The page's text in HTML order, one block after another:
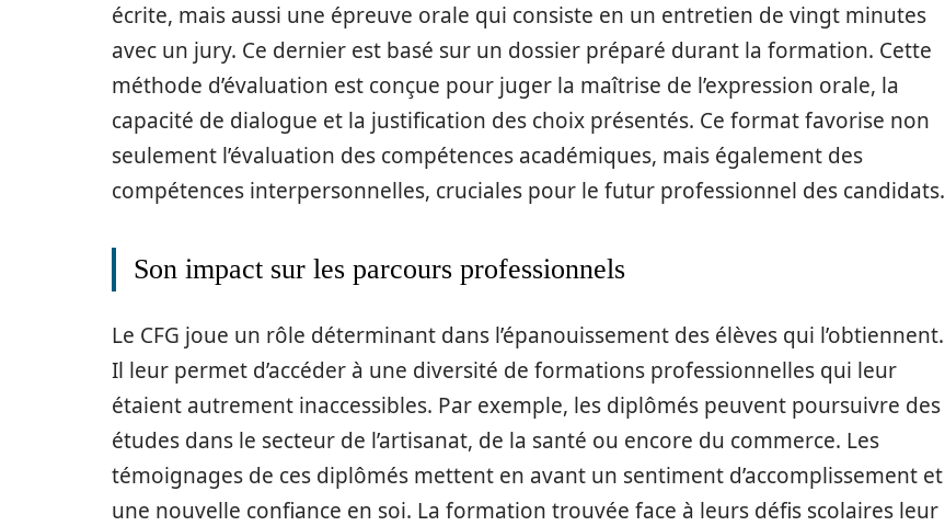
écrite, mais aussi une épreuve orale qui consiste en un entretien de vingt minutes
avec un jury. Ce dernier est basé sur un dossier préparé durant la formation. Cette
méthode d’évaluation est conçue pour juger la maîtrise de l’expression orale, la
capacité de dialogue et la justification des choix présentés. Ce format favorise non
seulement l’évaluation des compétences académiques, mais également des
compétences interpersonnelles, cruciales pour le futur professionnel des candidats.
Son impact sur les parcours professionnels
Le CFG joue un rôle déterminant dans l’épanouissement des élèves qui l’obtiennent.
Il leur permet d’accéder à une diversité de formations professionnelles qui leur
étaient autrement inaccessibles. Par exemple, les diplômés peuvent poursuivre des
études dans le secteur de l’artisanat, de la santé ou encore du commerce. Les
témoignages de ces diplômés mettent en avant un sentiment d’accomplissement et
une nouvelle confiance en soi. La formation trouvée face à leurs défis scolaires leur